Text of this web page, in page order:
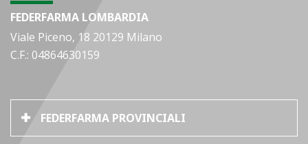
FEDERFARMA LOMBARDIA
Viale Piceno, 18 20129 Milano
C.F.: 04864630159
FEDERFARMA PROVINCIALI